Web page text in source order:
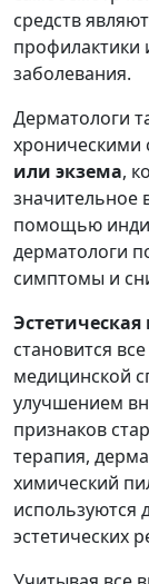
средств
профилактики
заболевания.
Дерматологи
хроническими
или экзема,
значительное
помощью
дерматологи
симптомы и
становится
медицинской
улучшением
признаков
терапия,
химический
используются
эстетических